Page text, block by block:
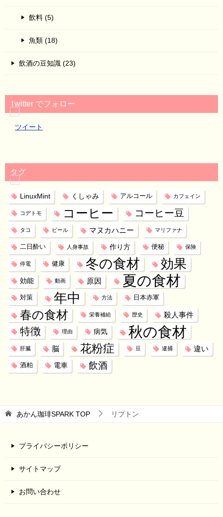
飲料 (5)
魚類 (18)
飲酒の豆知識 (23)
Twitter でフォロー
ツイート
タグ
LinuxMint くしゃみ アルコール カフェイン
コデトモ コーヒー コーヒー豆
タコ ビール マヌカハニー マリファナ
二日酔い 人身事故 作り方 便秘 保険
停電 健康 冬の食材 効果
効能 動画 原因 夏の食材
対策 年中 方法 日本赤軍
春の食材 栄養補給 歴史 殺人事件
特徴 理由 病気 秋の食材
肝臓 脳 花粉症 豆 逮捕 違い
酒粕 電車 飲酒
あかん珈琲SPARK TOP リプトン
プライバシーポリシー
サイトマップ
お問い合わせ